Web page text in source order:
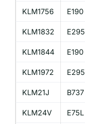
KLM1756 E190
KLM1832 E295
KLM1844 E190
KLM1972 E295
KLM21J B737
KLM24V E75L